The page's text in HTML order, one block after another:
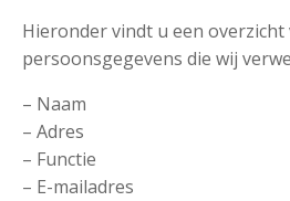
Hieronder vindt u een overzicht
persoonsgegevens die wij
– Naam
– Adres
– Functie
– E-mailadres